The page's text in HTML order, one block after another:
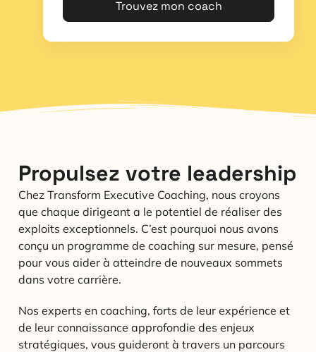
Trouvez mon coach
Propulsez votre leadership
Chez Transform Executive Coaching, nous croyons
que chaque dirigeant a le potentiel de réaliser des
exploits exceptionnels. C’est pourquoi nous avons
conçu un programme de coaching sur mesure, pensé
pour vous aider à atteindre de nouveaux sommets
dans votre carrière.
Nos experts en coaching, forts de leur expérience et
de leur connaissance approfondie des enjeux
stratégiques, vous guideront à travers un parcours